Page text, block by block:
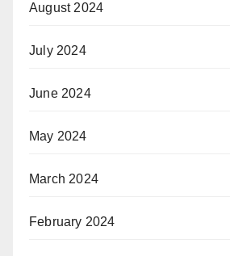
August 2024
July 2024
June 2024
May 2024
March 2024
February 2024